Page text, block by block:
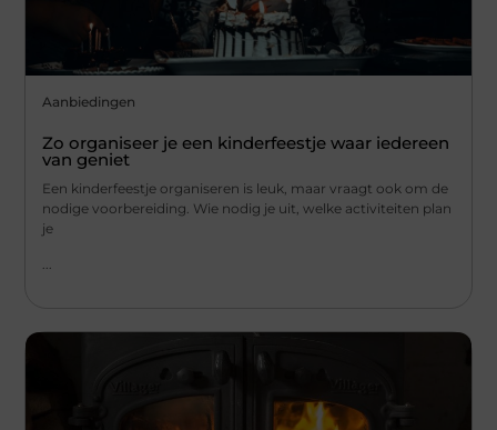
Aanbiedingen
Zo organiseer je een kinderfeestje waar iedereen
van geniet
Een kinderfeestje organiseren is leuk, maar vraagt ook om de
nodige voorbereiding. Wie nodig je uit, welke activiteiten plan
je
...